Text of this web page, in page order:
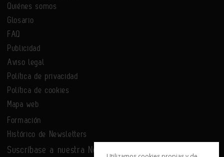
Quiénes somos
Glosario
FAQ
Publicidad
Aviso legal
Política de privacidad
Política de cookies
Mapa web
Formación
Histórico de Newsletters
Suscríbase a nuestra Newsletter